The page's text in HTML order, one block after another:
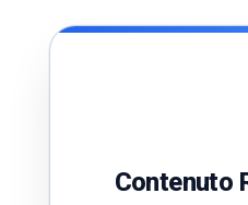
Contenuto